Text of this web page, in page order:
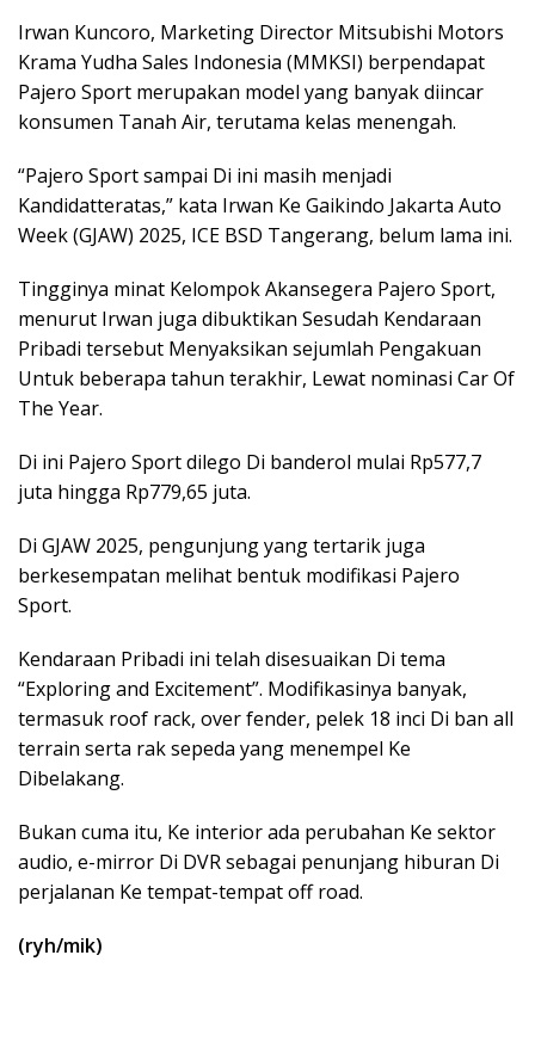
Irwan Kuncoro, Marketing Director Mitsubishi Motors
Krama Yudha Sales Indonesia (MMKSI) berpendapat
Pajero Sport merupakan model yang banyak diincar
konsumen Tanah Air, terutama kelas menengah.
“Pajero Sport sampai Di ini masih menjadi
Kandidatteratas,” kata Irwan Ke Gaikindo Jakarta Auto
Week (GJAW) 2025, ICE BSD Tangerang, belum lama ini.
Tingginya minat Kelompok Akansegera Pajero Sport,
menurut Irwan juga dibuktikan Sesudah Kendaraan
Pribadi tersebut Menyaksikan sejumlah Pengakuan
Untuk beberapa tahun terakhir, Lewat nominasi Car Of
The Year.
Di ini Pajero Sport dilego Di banderol mulai Rp577,7
juta hingga Rp779,65 juta.
Di GJAW 2025, pengunjung yang tertarik juga
berkesempatan melihat bentuk modifikasi Pajero
Sport.
Kendaraan Pribadi ini telah disesuaikan Di tema
“Exploring and Excitement”. Modifikasinya banyak,
termasuk roof rack, over fender, pelek 18 inci Di ban all
terrain serta rak sepeda yang menempel Ke
Dibelakang.
Bukan cuma itu, Ke interior ada perubahan Ke sektor
audio, e-mirror Di DVR sebagai penunjang hiburan Di
perjalanan Ke tempat-tempat off road.
(ryh/mik)